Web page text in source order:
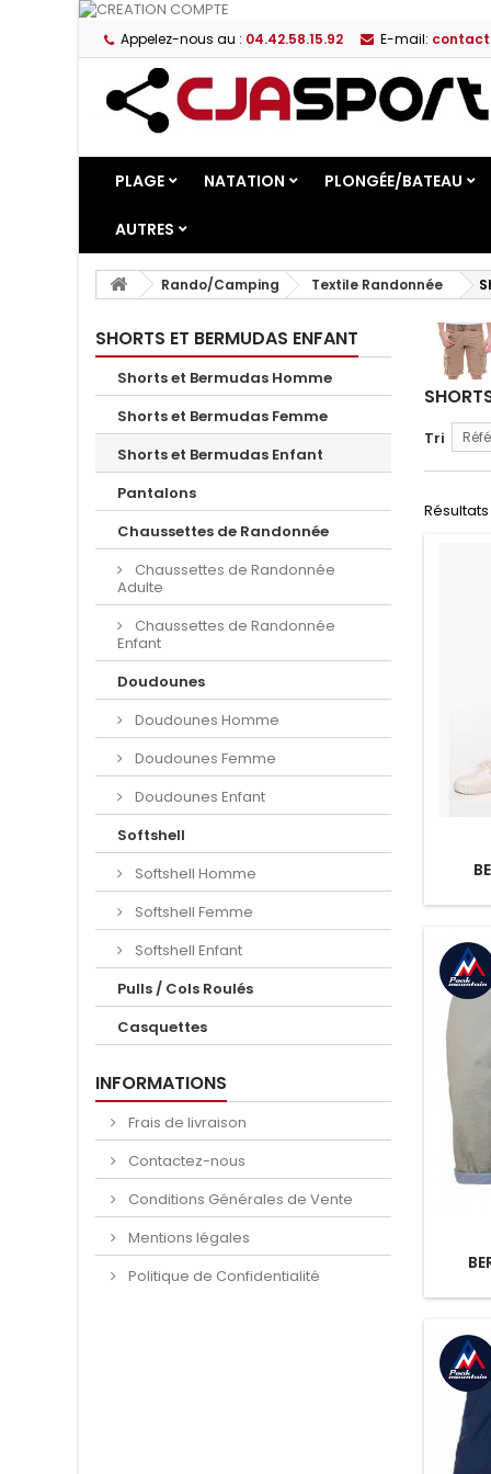
Appelez-nous au : 04.42.58.15.92 E-mail:
PLAGE NATATION PLONGÉE/BATEAU
AUTRES
Rando/Camping Textile Randonnée
SHORTS ET BERMUDAS ENFANT
Shorts et Bermudas Homme
Shorts et Bermudas Femme
Shorts et Bermudas Enfant
Pantalons
Chaussettes de Randonnée
Chaussettes de Randonnée
Adulte
Chaussettes de Randonnée
Enfant
Doudounes
Doudounes Homme
Doudounes Femme
Doudounes Enfant
Softshell
Softshell Homme
Softshell Femme
Softshell Enfant
Pulls / Cols Roulés
Casquettes
INFORMATIONS
Frais de livraison
Contactez-nous
Conditions Générales de Vente
Mentions légales
Politique de Confidentialité
Tri
Résultats